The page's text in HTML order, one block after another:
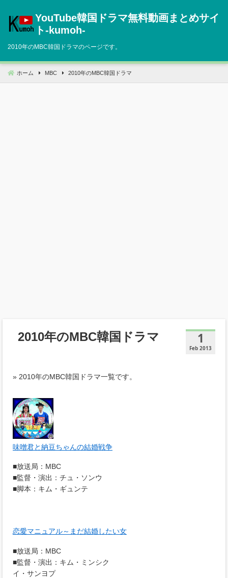
へ
動
YouTube韓国ドラマ無料動画まとめサイ
ト‐kumoh‐
2010年のMBC韓国ドラマのページです。
ホーム MBC 2010年のMBC韓国ドラマ
1
Feb 2013
2010年のMBC韓国ドラマ
» 2010年のMBC韓国ドラマ一覧です。
味噌君と納豆ちゃんの結婚戦争
■放送局：MBC
■監督・演出：チュ・ソンウ
■脚本：キム・ギュンテ
恋愛マニュアル～まだ結婚したい女
■放送局：MBC
■監督・演出：キム・ミンシク
イ・サンヨプ